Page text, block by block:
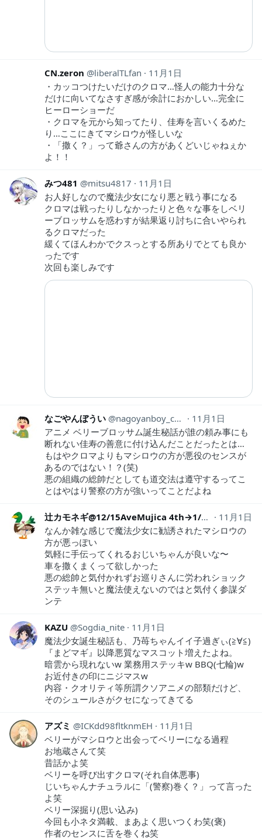
CN.zeron liberalTLfan
11月1日
・カッコつけたいだけのクロマ…怪人の能力十分な
だけに向いてなさすぎ感が余計におかしい…完全に
ヒーローショーだ
・クロマを元から知ってたり、佳寿を言いくるめた
り…ここにきてマシロウが怪しいな
・「撒く？」って爺さんの方があくどいじゃねぇか
よ！！
みつ481 mitsu4817
11月1日
お人好しなので魔法少女になり悪と戦う事になる
クロマは戦ったりしなかったりと色々な事をしベリ
ーブロッサムを惑わすが結果返り討ちに合いやられ
るクロマだった
緩くてほんわかでクスっとする所ありでとても良か
ったです
次回も楽しみです
なごやんぼうい nagoyanboy_comi
11月1日
アニメ ベリーブロッサム誕生秘話が誰の頼み事にも
断れない佳寿の善意に付け込んだことだったとは…
もはやクロマよりもマシロウの方が悪役のセンスが
あるのではない！？(笑)
悪の組織の総帥だとしても道交法は遵守するってこ
とはやはり警察の方が強いってことだよね
辻カモネギ@12/15AveMujica 4th→1/25RAS Zepp Osaka
11月1日
なんか雑な感じで魔法少女に勧誘されたマシロウの
方が悪っぽい
気軽に手伝ってくれるおじいちゃんが良いな〜
車を撒くまくって欲しかった
悪の総帥と気付かれずお巡りさんに労われショック
ステッキ無いと魔法使えないのではと気付く参謀ダ
ンテ
KAZU Sogdia_nite
11月1日
魔法少女誕生秘話も、乃苺ちゃんイイ子過ぎぃ(≧∀≦)
『まどマギ』以降悪質なマスコット増えたよね。
暗雲から現れないw 業務用ステッキw BBQ(七輪)w
お近付きの印にニジマスw
内容・クオリティ等所謂クソアニメの部類だけど、
そのシュールさがクセになってきてる
アズミ ICKdd98fltknmEH
11月1日
ベリーがマシロウと出会ってベリーになる過程
お地蔵さんて笑
昔話かよ笑
ベリーを呼び出すクロマ(それ自体悪事)
じいちゃんナチュラルに「(警察)巻く？」って言った
よ笑
ベリー深掘り(思い込み)
今回も小ネタ満載、まあよく思いつくわ笑(褒)
作者のセンスに舌を巻くね笑